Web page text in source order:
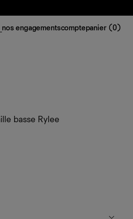
nos engagementscomptepanier (0)
basse Rylee